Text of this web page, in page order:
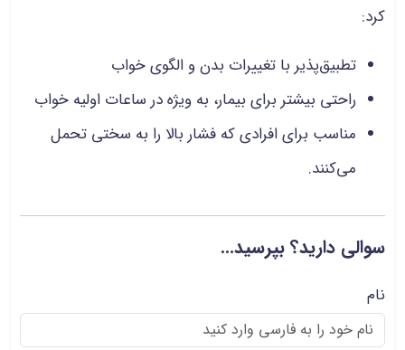
کرد:
تطبیق‌پذیر با تغییرات بدن و الگوی خواب
راحتی بیشتر برای بیمار، به ویژه در ساعات اولیه خواب
مناسب برای افرادی که فشار بالا را به سختی تحمل
می‌کنند.
سوالی دارید؟ بپرسید...
نام